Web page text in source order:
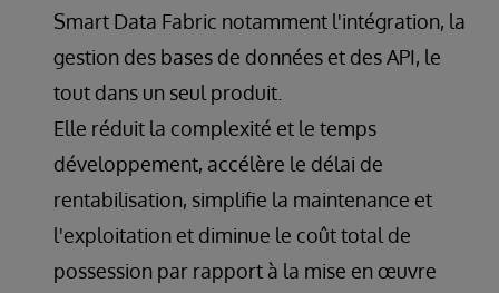
Smart Data Fabric notamment l'intégration, la
gestion des bases de données et des API, le
tout dans un seul produit.
Elle réduit la complexité et le temps
développement, accélère le délai de
rentabilisation, simplifie la maintenance et
l'exploitation et diminue le coût total de
possession par rapport à la mise en œuvre